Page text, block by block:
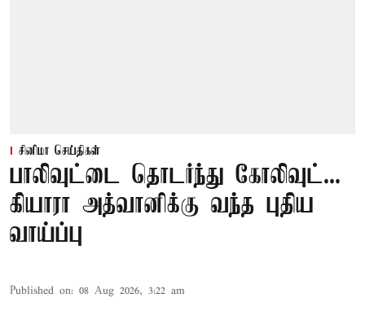
சினிமா செய்திகள்
பாலிவுட்டை தொடர்ந்து கோலிவுட்...
கியாரா அத்வானிக்கு வந்த புதிய
வாய்ப்பு
Published on: 08 Aug 2026, 3:22 am